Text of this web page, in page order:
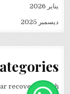
يناير 2026
ديسمبر 2025
recovery winch